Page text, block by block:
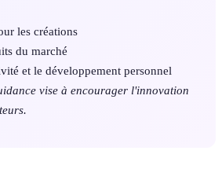
les créations
du marché
et le développement personnel
vise à encourager l'innovation